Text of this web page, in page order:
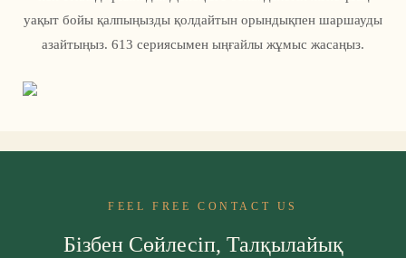
уақыт бойы қалпыңызды қолдайтын орындықпен шаршауды
азайтыңыз. 613 сериясымен ыңғайлы жұмыс жасаңыз.
FEEL FREE CONTACT US
Бізбен Сөйлесіп, Талқылайық